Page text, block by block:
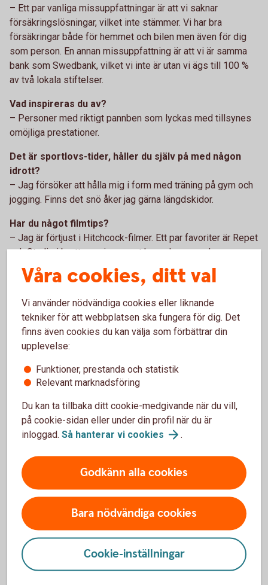
– Ett par vanliga missuppfattningar är att vi saknar
försäkringslösningar, vilket inte stämmer. Vi har bra
försäkringar både för hemmet och bilen men även för dig
som person. En annan missuppfattning är att vi är samma
bank som Swedbank, vilket vi inte är utan vi ägs till 100 %
av två lokala stiftelser.
Vad inspireras du av?
– Personer med riktigt pannben som lyckas med tillsynes
omöjliga prestationer.
Det är sportlovs-tider, håller du själv på med någon
idrott?
– Jag försöker att hålla mig i form med träning på gym och
jogging. Finns det snö åker jag gärna längdskidor.
Har du något filmtips?
– Jag är förtjust i Hitchcock-filmer. Ett par favoriter är Repet
och Studie i brott som jag varmt kan rekommendera.
Vilken plats i Bergslagen bör alla besöka minst en
– Som förälder försöker jag att aktivera barnen och ett
lämpligt utflyktsmål för det är Skärmarbodabergen. Det är
en trevlig promenad på några kilometer med flera grottor
som barnen tycker är roliga och spännande. En ryggsäck
Fler intervjuer
Här kan du läsa fler korta intervjuer med våra
medarbetare på Private Banking och Premium.
Asp
EvaBodén
Boström
Våra cookies, ditt val
Vi använder nödvändiga cookies eller liknande
tekniker för att webbplatsen ska fungera för dig. Det
finns även cookies du kan välja som förbättrar din
upplevelse:
Funktioner, prestanda och statistik
Relevant marknadsföring
Du kan ta tillbaka ditt cookie-medgivande när du vill,
på cookie-sidan eller under din profil när du är
inloggad. Så hanterar vi cookies .
Godkänn alla cookies
Bara nödvändiga cookies
Cookie-inställningar